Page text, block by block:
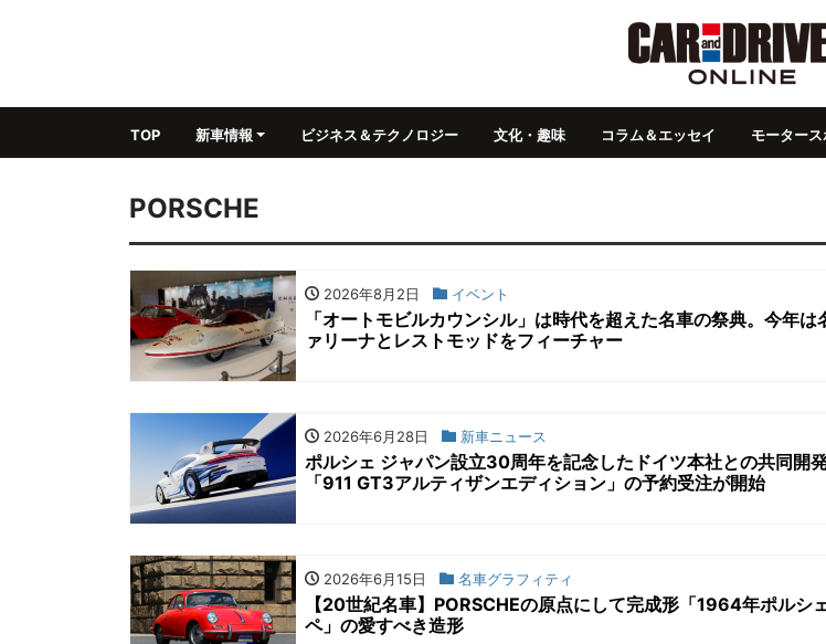
TOP 新車情報 ビジネス＆テクノロジー 文化・趣味 コラム＆エッセイ モータース
PORSCHE
2026年8月2日 イベント
「オートモビルカウンシル」は時代を超えた名車の祭典。今年は
ァリーナとレストモッドをフィーチャー
2026年6月28日 新車ニュース
ポルシェ ジャパン設立30周年を記念したドイツ本社との共同開
「911 GT3アルティザンエディション」の予約受注が開始
2026年6月15日 名車グラフィティ
【20世紀名車】PORSCHEの原点にして完成形「1964年ポルシ
ペ」の愛すべき造形